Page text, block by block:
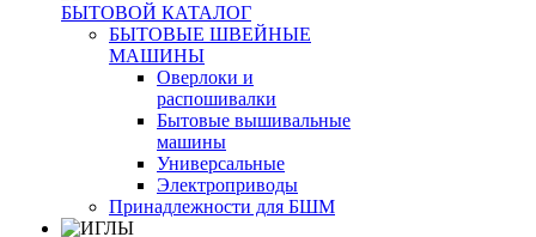
БЫТОВОЙ КАТАЛОГ
БЫТОВЫЕ ШВЕЙНЫЕ
МАШИНЫ
Оверлоки и
распошивалки
Бытовые вышивальные
машины
Универсальные
Электроприводы
Принадлежности для БШМ